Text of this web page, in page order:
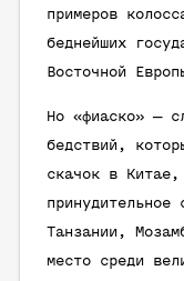
примеров
беднейших
Восточной
Но «фиаско» —
бедствий,
скачок в Китае,
Танзании,
место среди